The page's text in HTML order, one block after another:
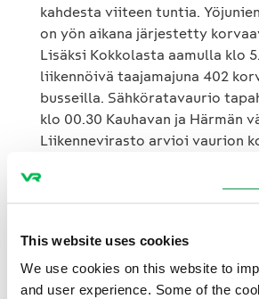
This website uses cookies
We use cookies on this website to
and user experience. Some of the
kahdesta viiteen tuntia.
on yön aikana järjestetty
Lisäksi Kokkolasta aamulla klo
liikennöivä taajamajuna 402
busseilla. Sähköratavaurio
klo 00.30 Kauhavan ja Härmän
Liikennevirasto arvioi vaurion
valmistuvan klo 6 mennessä.
arvioidaan liikennöivän jo